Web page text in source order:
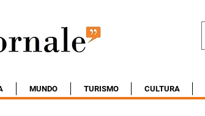
MUNDO TURISMO CULTURA